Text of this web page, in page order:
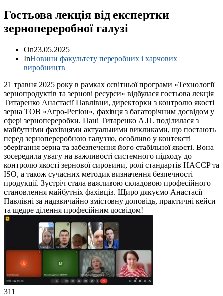
Гостьова лекція від експертки
зернопереробної галузі
On23.05.2025
InНовини факультету переробних і харчових
виробництв
21 травня 2025 року в рамках освітньої програми «Технології
зернопродуктів та зернові ресурси» відбулася гостьова лекція
Титаренко Анастасії Павлівни, директорки з контролю якості
зерна ТОВ «Агро-Регіон», фахівця з багаторічним досвідом у
сфері зернопереробки. Пані Титаренко А.П. поділилася з
майбутніми фахівцями актуальними викликами, що постають
перед зернопереробною галуззю, особливо у контексті
зберігання зерна та забезпечення його стабільної якості. Вона
зосередила увагу на важливості системного підходу до
контролю якості зернової сировини, ролі стандартів HACCP та
ISO, а також сучасних методик визначення безпечності
продукції. Зустріч стала важливою складовою професійного
становлення майбутніх фахівців. Щиро дякуємо Анастасії
Павлівні за надзвичайно змістовну доповідь, практичні кейси
та щедре ділення професійним досвідом!
311